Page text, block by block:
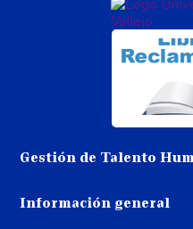
Gestión de Talento
Trabaja con nosotros
Información general